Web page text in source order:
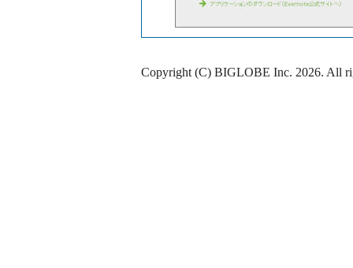
Copyright (C) BIGLOBE Inc. 2026. All